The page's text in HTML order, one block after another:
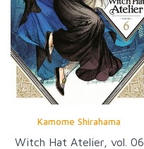
Kamome Shirahama
Witch Hat Atelier, vol. 06